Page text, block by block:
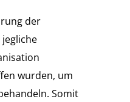
der
wurden, um
Somit